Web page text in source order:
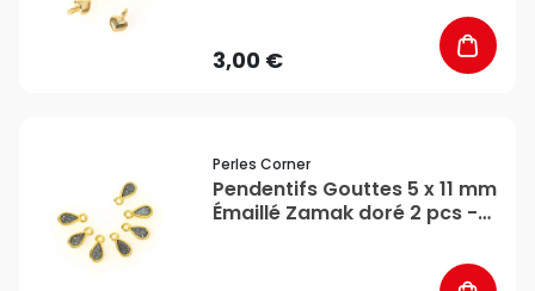
3,00 €
Perles Corner
Pendentifs Gouttes 5 x 11 mm
Émaillé Zamak doré 2 pcs -